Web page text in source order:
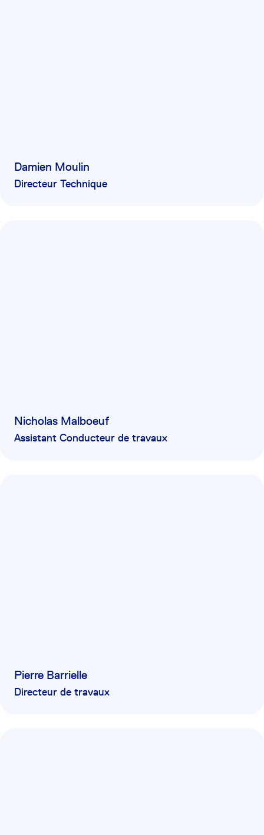
Damien Moulin
Directeur Technique
Nicholas Malboeuf
Assistant Conducteur de travaux
Pierre Barrielle
Directeur de travaux